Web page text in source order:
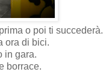
o poi ti succederà.
ora di bici.
in gara.
borrace.